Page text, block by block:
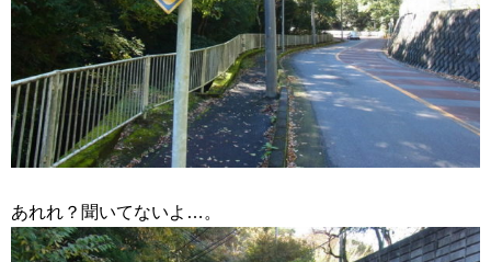
あれれ？聞いてないよ…。